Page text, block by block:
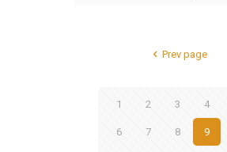
Prev page
1 2 3 4
6 7 8 9